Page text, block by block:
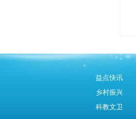
益点快讯
乡村振兴
科教文卫